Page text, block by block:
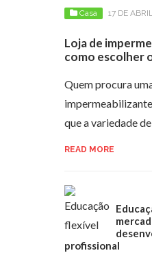
Casa 17 DE
Loja de
como escolher
Quem procura
que a variedade
READ MORE
profissional